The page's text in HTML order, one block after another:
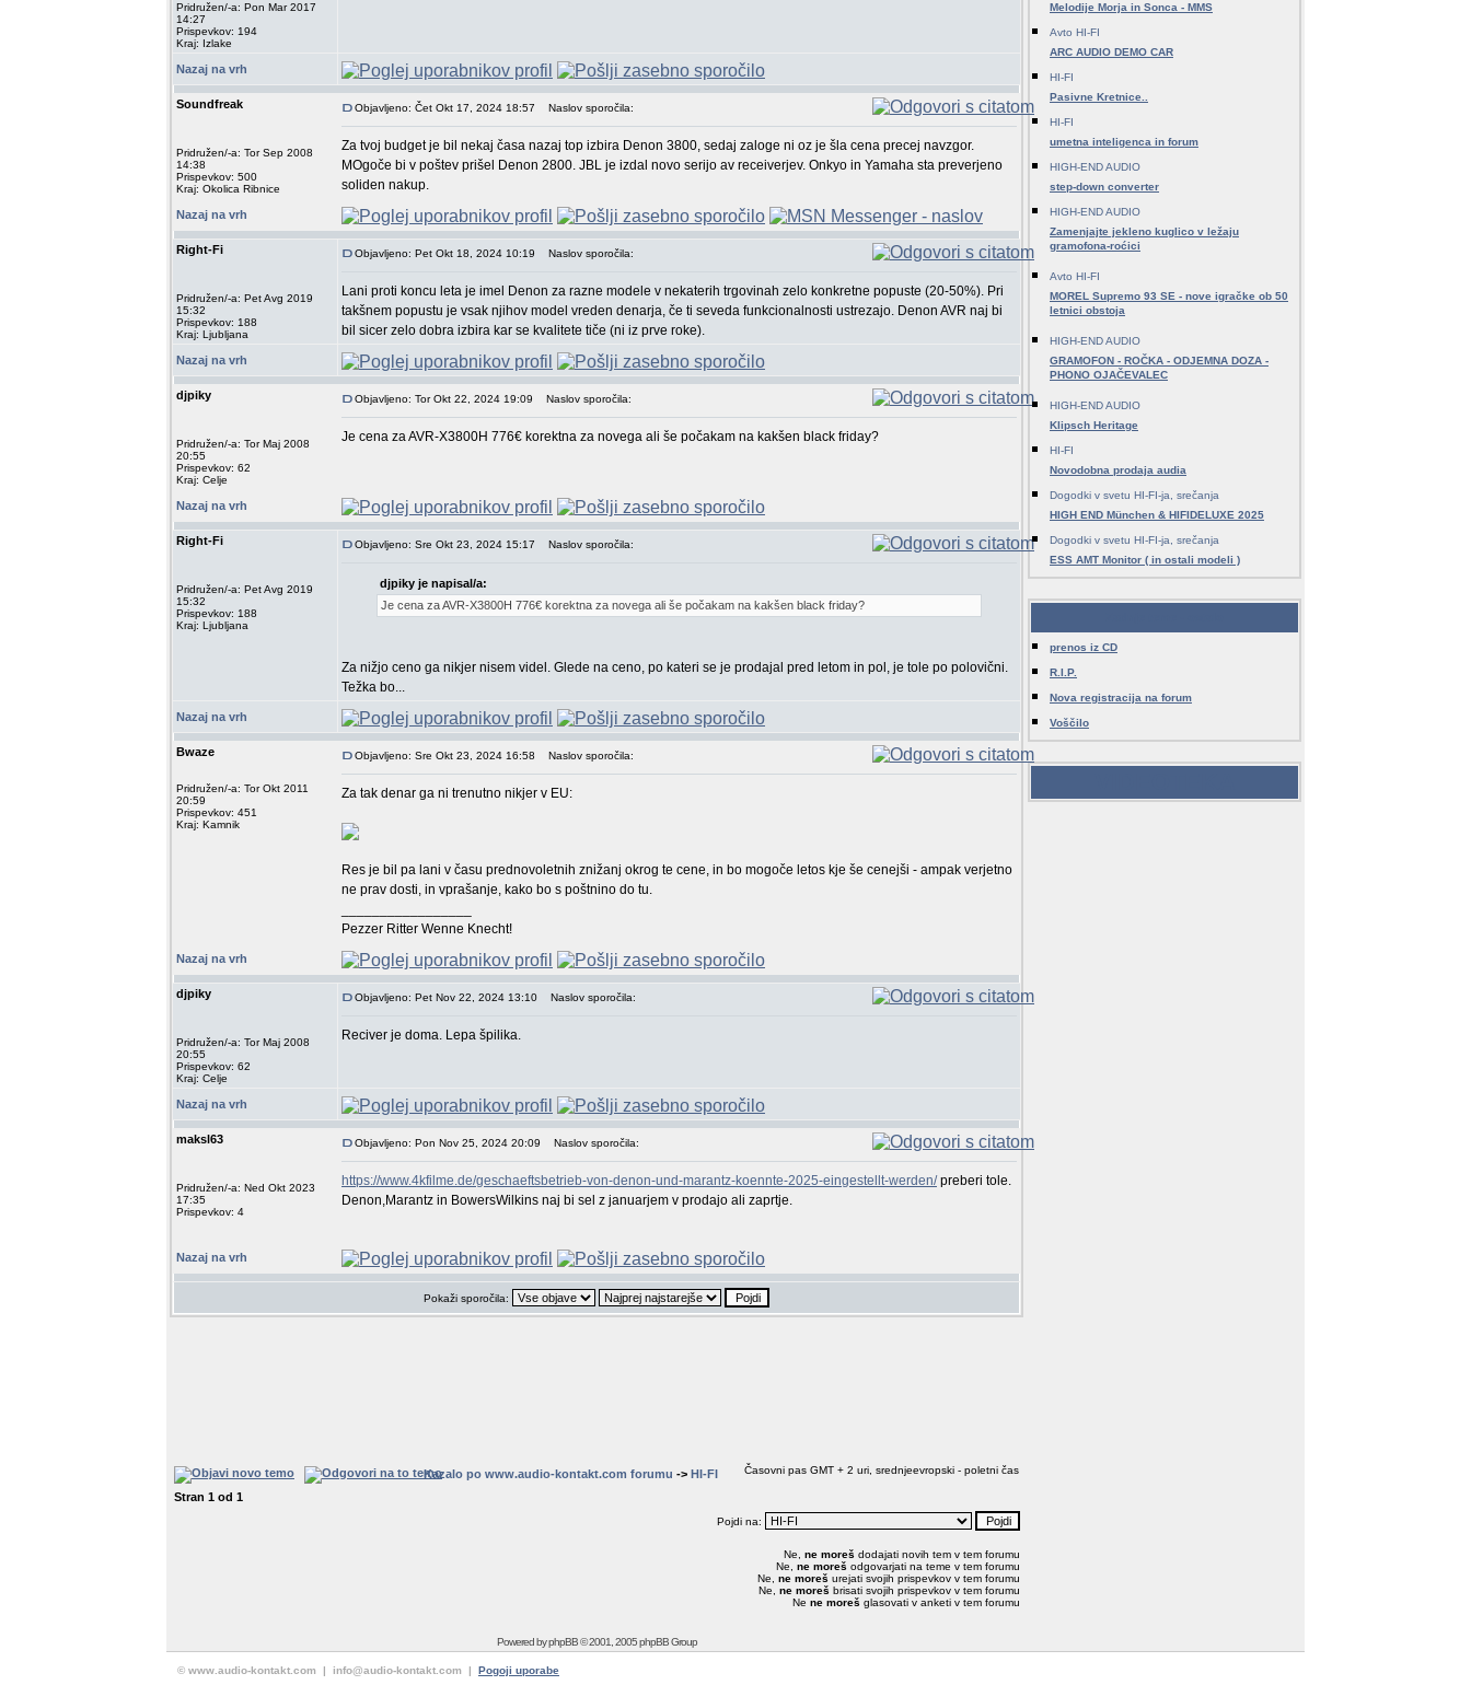
Pridružen/-a: Pon Mar 2017
14:27
Prispevkov: 194
Kraj: Izlake
Nazaj na vrh
Soundfreak
Pridružen/-a: Tor Sep 2008
14:38
Prispevkov: 500
Kraj: Okolica Ribnice
Objavljeno: Čet Okt 17, 2024 18:57 Naslov sporočila:
Za tvoj budget je bil nekaj časa nazaj top izbira Denon 3800, sedaj zaloge ni oz je šla cena precej navzgor.
MOgoče bi v poštev prišel Denon 2800. JBL je izdal novo serijo av receiverjev. Onkyo in Yamaha sta preverjeno
soliden nakup.
Nazaj na vrh
Right-Fi
Pridružen/-a: Pet Avg 2019
15:32
Prispevkov: 188
Kraj: Ljubljana
Objavljeno: Pet Okt 18, 2024 10:19 Naslov sporočila:
Lani proti koncu leta je imel Denon za razne modele v nekaterih trgovinah zelo konkretne popuste (20-50%). Pri
takšnem popustu je vsak njihov model vreden denarja, če ti seveda funkcionalnosti ustrezajo. Denon AVR naj bi
bil sicer zelo dobra izbira kar se kvalitete tiče (ni iz prve roke).
Nazaj na vrh
djpiky
Pridružen/-a: Tor Maj 2008
20:55
Prispevkov: 62
Kraj: Celje
Objavljeno: Tor Okt 22, 2024 19:09 Naslov sporočila:
Je cena za AVR-X3800H 776€ korektna za novega ali še počakam na kakšen black friday?
Nazaj na vrh
Right-Fi
Pridružen/-a: Pet Avg 2019
15:32
Prispevkov: 188
Kraj: Ljubljana
Objavljeno: Sre Okt 23, 2024 15:17 Naslov sporočila:
djpiky je napisal/a:
Je cena za AVR-X3800H 776€ korektna za novega ali še počakam na kakšen black friday?
Za nižjo ceno ga nikjer nisem videl. Glede na ceno, po kateri se je prodajal pred letom in pol, je tole po polovični.
Težka bo...
Nazaj na vrh
Bwaze
Pridružen/-a: Tor Okt 2011
20:59
Prispevkov: 451
Kraj: Kamnik
Objavljeno: Sre Okt 23, 2024 16:58 Naslov sporočila:
Za tak denar ga ni trenutno nikjer v EU:
Res je bil pa lani v času prednovoletnih znižanj okrog te cene, in bo mogoče letos kje še cenejši - ampak verjetno
ne prav dosti, in vprašanje, kako bo s poštnino do tu.
Pezzer Ritter Wenne Knecht!
Nazaj na vrh
djpiky
Pridružen/-a: Tor Maj 2008
20:55
Prispevkov: 62
Kraj: Celje
Objavljeno: Pet Nov 22, 2024 13:10 Naslov sporočila:
Reciver je doma. Lepa špilika.
Nazaj na vrh
maksl63
Pridružen/-a: Ned Okt 2023
17:35
Prispevkov: 4
Objavljeno: Pon Nov 25, 2024 20:09 Naslov sporočila:
https://www.4kfilme.de/geschaeftsbetrieb-von-denon-und-marantz-koennte-2025-eingestellt-werden/preberi tole.
Denon,Marantz in BowersWilkins naj bi sel z januarjem v prodajo ali zaprtje.
Nazaj na vrh
Pokaži sporočila:
Kazalo po www.audio-kontakt.com forumu -> HI-FI Časovni pas GMT + 2 uri, srednjeevropski - poletni čas
Stran 1 od 1
Pojdi na:
Ne, ne moreš dodajati novih tem v tem forumu
Ne, ne moreš odgovarjati na teme v tem forumu
Ne, ne moreš urejati svojih prispevkov v tem forumu
Ne, ne moreš brisati svojih prispevkov v tem forumu
Ne ne moreš glasovati v anketi v tem forumu
Powered byphpBB© 2001, 2005 phpBB Group
Melodije Morja in Sonca - MMS
Avto HI-FI
ARC AUDIO DEMO CAR
HI-FI
Pasivne Kretnice..
HI-FI
umetna inteligenca in forum
HIGH-END AUDIO
step-down converter
HIGH-END AUDIO
Zamenjajte jekleno kuglico v ležaju
gramofona-roćici
Avto HI-FI
MOREL Supremo 93 SE - nove igračke ob 50
letnici obstoja
HIGH-END AUDIO
GRAMOFON - ROČKA - ODJEMNA DOZA -
PHONO OJAČEVALEC
HIGH-END AUDIO
Klipsch Heritage
HI-FI
Novodobna prodaja audia
Dogodki v svetu HI-FI-ja, srečanja
HIGH END München & HIFIDELUXE 2025
Dogodki v svetu HI-FI-ja, srečanja
ESS AMT Monitor ( in ostali modeli )
prenos iz CD
R.I.P.
Nova registracija na forum
Voščilo
© www.audio-kontakt.com | info@audio-kontakt.com | Pogoji uporabe